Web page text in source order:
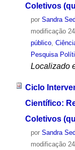
Coletivos
por Sandra
modificação
público,
Pesquisa
Localizado
Ciclo
Científico:
Coletivos
por Sandra
modificação